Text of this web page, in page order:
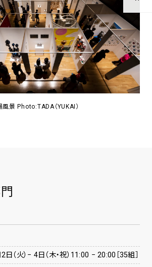
景 Photo:TADA（YUKAI）
（火）− 4日（木・祝）11:00 − 20:00［35組］